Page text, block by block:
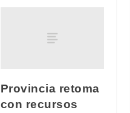
Provincia retoma
con recursos